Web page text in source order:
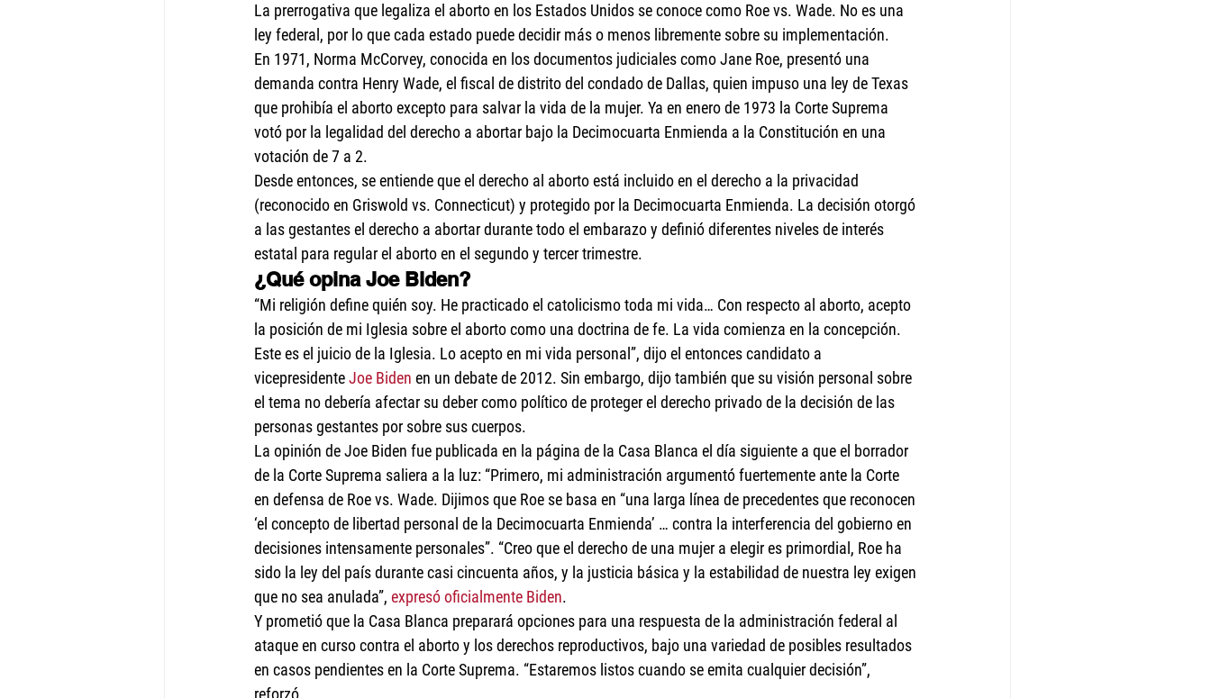
La prerrogativa que legaliza el aborto en los Estados Unidos se conoce como Roe vs. Wade. No es una
ley federal, por lo que cada estado puede decidir más o menos libremente sobre su implementación.
En 1971, Norma McCorvey, conocida en los documentos judiciales como Jane Roe, presentó una
demanda contra Henry Wade, el fiscal de distrito del condado de Dallas, quien impuso una ley de Texas
que prohibía el aborto excepto para salvar la vida de la mujer. Ya en enero de 1973 la Corte Suprema
votó por la legalidad del derecho a abortar bajo la Decimocuarta Enmienda a la Constitución en una
votación de 7 a 2.
Desde entonces, se entiende que el derecho al aborto está incluido en el derecho a la privacidad
(reconocido en Griswold vs. Connecticut) y protegido por la Decimocuarta Enmienda. La decisión otorgó
a las gestantes el derecho a abortar durante todo el embarazo y definió diferentes niveles de interés
estatal para regular el aborto en el segundo y tercer trimestre.
¿Qué opina Joe Biden?
“Mi religión define quién soy. He practicado el catolicismo toda mi vida… Con respecto al aborto, acepto
la posición de mi Iglesia sobre el aborto como una doctrina de fe. La vida comienza en la concepción.
Este es el juicio de la Iglesia. Lo acepto en mi vida personal”, dijo el entonces candidato a
vicepresidente Joe Biden en un debate de 2012. Sin embargo, dijo también que su visión personal sobre
el tema no debería afectar su deber como político de proteger el derecho privado de la decisión de las
personas gestantes por sobre sus cuerpos.
La opinión de Joe Biden fue publicada en la página de la Casa Blanca el día siguiente a que el borrador
de la Corte Suprema saliera a la luz: “Primero, mi administración argumentó fuertemente ante la Corte
en defensa de Roe vs. Wade. Dijimos que Roe se basa en “una larga línea de precedentes que reconocen
‘el concepto de libertad personal de la Decimocuarta Enmienda’ … contra la interferencia del gobierno en
decisiones intensamente personales”. “Creo que el derecho de una mujer a elegir es primordial, Roe ha
sido la ley del país durante casi cincuenta años, y la justicia básica y la estabilidad de nuestra ley exigen
que no sea anulada”, expresó oficialmente Biden.
Y prometió que la Casa Blanca preparará opciones para una respuesta de la administración federal al
ataque en curso contra el aborto y los derechos reproductivos, bajo una variedad de posibles resultados
en casos pendientes en la Corte Suprema. “Estaremos listos cuando se emita cualquier decisión”,
reforzó.